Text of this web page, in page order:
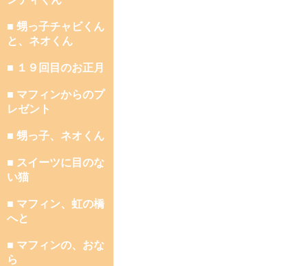
■ 甥っ子チャビくん
と、ネオくん
■ １９回目のお正月
■ マフィンからのプ
レゼント
■ 甥っ子、ネオくん
■ スイーツに目のな
い猫
■ マフィン、虹の橋
へと
■ マフィンの、おな
ら